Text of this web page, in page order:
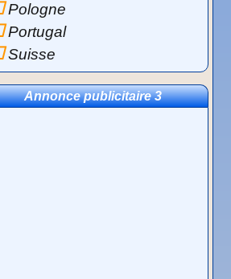
Pologne
Portugal
Suisse
Annonce publicitaire 3